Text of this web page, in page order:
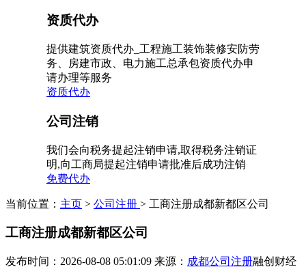
资质代办
提供建筑资质代办_工程施工装饰装修安防劳
务、房建市政、电力施工总承包资质代办申
请办理等服务
资质代办
公司注销
我们会向税务提起注销申请,取得税务注销证
明,向工商局提起注销申请批准后成功注销
免费代办
当前位置： 主页 > 公司注册 > 工商注册成都新都区公司
工商注册成都新都区公司
发布时间：2026-08-08 05:01:09 来源： 成都公司注册融创财经